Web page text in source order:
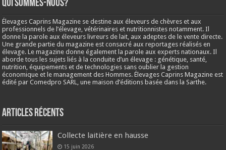
Qui sommes-nous?
Élevages Caprins Magazine se destine aux éleveurs de chèvres et aux
professionnels de l’élevage, vétérinaires et nutritionnistes notamment. Il
donne la parole aux éleveurs livreurs de lait, aux adeptes de le vente directe.
Une grande partie du magazine est consacré aux reportages réalisés en
élevage. Le magazine donne également la parole aux experts nationaux. Il
aborde tous les sujets liés à la conduite d’un élevage : génétique, santé,
nutrition, équipements et de technologies sans oublier la gestion
économique et le management des Hommes. Élevages Caprins Magazine est
édité par Comedpro SARL, une maison d’éditions basée dans la Sarthe.
Articles récents
Collecte laitière en hausse
15 juin 2026